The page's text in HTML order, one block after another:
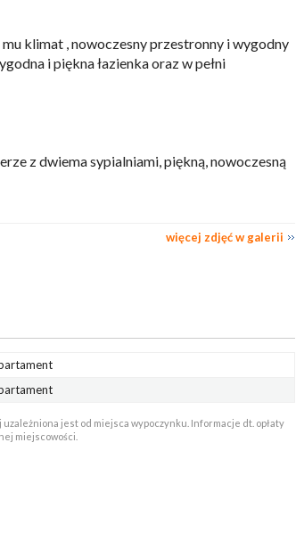
klimat , nowoczesny przestronny i wygodny
i piękna łazienka oraz w pełni
z dwiema sypialniami, piękną, nowoczesną
więcej zdjęć w galerii
jest od miejsca wypoczynku. Informacje dt. opłaty
miejscowości.